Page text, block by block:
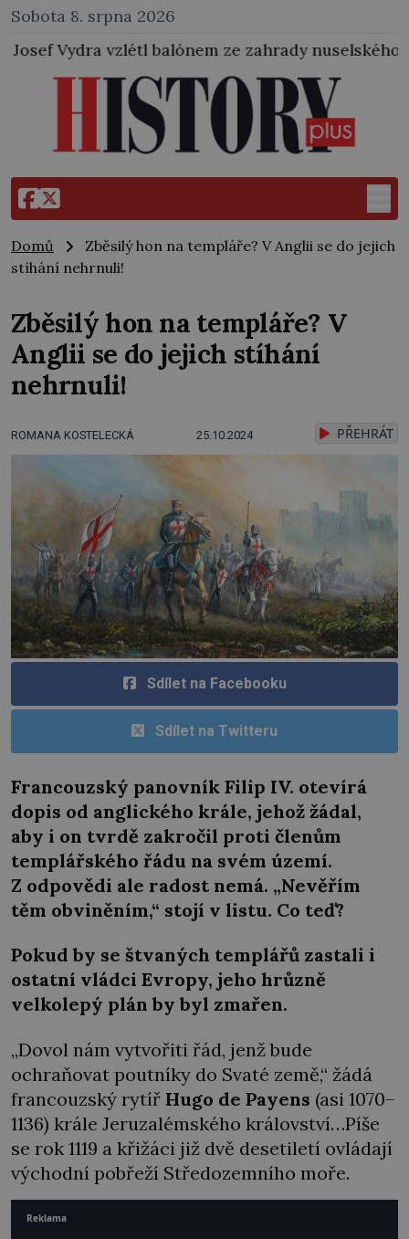
Sobota 8. srpna 2026
ze zahrady nuselského pivovaru a stal se
Domů
Zběsilý hon na templáře? V Anglii se do jejich
stíhání nehrnuli!
Zběsilý hon na templáře? V
Anglii se do jejich stíhání
nehrnuli!
ROMANA KOSTELECKÁ 25.10.2024 PŘEHRÁT
Sdílet na Facebooku
Sdílet na Twitteru
Francouzský panovník Filip IV. otevírá
dopis od anglického krále, jehož žádal,
aby i on tvrdě zakročil proti členům
templářského řádu na svém území.
Z odpovědi ale radost nemá. „Nevěřím
těm obviněním,“ stojí v listu. Co teď?
Pokud by se štvaných templářů zastali i
ostatní vládci Evropy, jeho hrůzně
velkolepý plán by byl zmařen.
„Dovol nám vytvořiti řád, jenž bude
ochraňovat poutníky do Svaté země,“ žádá
francouzský rytíř Hugo de Payens (asi 1070–
1136) krále Jeruzalémského království…Píše
se rok 1119 a křižáci již dvě desetiletí ovládají
východní pobřeží Středozemního moře.
Reklama